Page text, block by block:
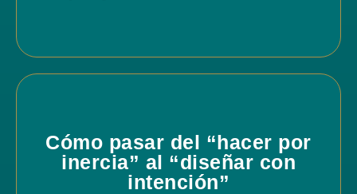
Cómo pasar del “hacer por
inercia” al “diseñar con
intención”